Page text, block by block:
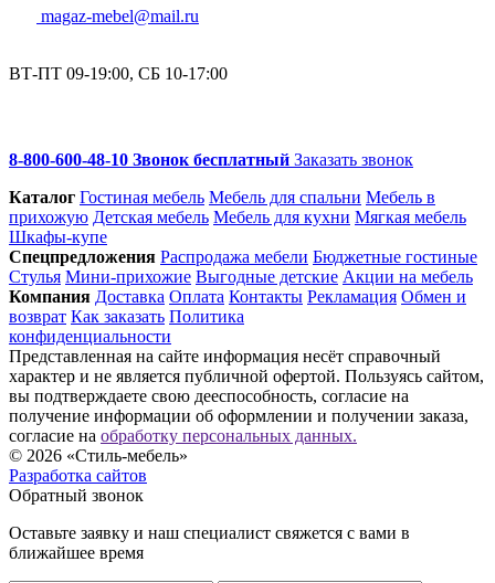
magaz-mebel@mail.ru
ВТ-ПТ 09-19:00, СБ 10-17:00
8-800-600-48-10 Звонок бесплатный Заказать звонок
Каталог Гостиная мебель Мебель для спальни Мебель в
прихожую Детская мебель Мебель для кухни Мягкая мебель
Шкафы-купе
Спец­предложения Распродажа мебели Бюджетные гостиные
Стулья Мини-прихожие Выгодные детские Акции на мебель
Компания Доставка Оплата Контакты Рекламация Обмен и
возврат Как заказать Политика
конфиденциальности
Представленная на сайте информация несёт справочный
характер и не является публичной офертой. Пользуясь сайтом,
вы подтверждаете свою дееспособность, согласие на
получение информации об оформлении и получении заказа,
согласие на обработку персональных данных.
© 2026 «Стиль-мебель»
Разработка сайтов
Обратный звонок
Оставьте заявку и наш специалист свяжется с вами в
ближайшее время